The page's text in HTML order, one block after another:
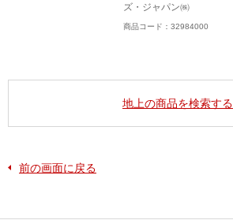
ズ・ジャパン㈱
商品コード：32984000
地上の商品を検索する
前の画面に戻る